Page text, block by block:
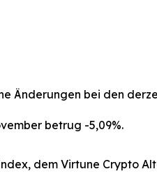
Änderungen bei den
betrug -5,09%.
dem Virtune Crypto